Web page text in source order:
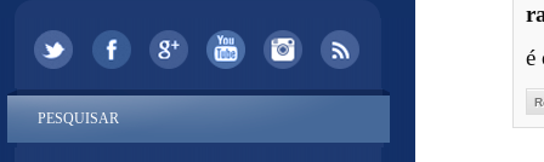
é
PESQUISAR